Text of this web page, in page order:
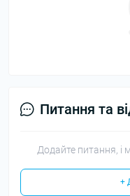
Питання та
Додайте питання, і
+